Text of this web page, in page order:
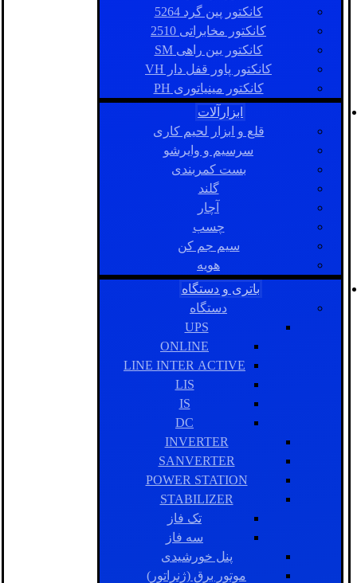
کانکتور پین گرد 5264
کانکتور مخابراتی 2510
کانکتور بین راهی SM
کانکتور پاور قفل دار VH
کانکتور مینیاتوری PH
ابزارآلات
قلع و ابزار لحیم کاری
سرسیم و وایرشو
بست کمربندی
گلند
آچار
چسب
سیم جم کن
هویه
باتری و دستگاه
دستگاه
UPS
ONLINE
LINE INTER ACTIVE
LIS
IS
DC
INVERTER
SANVERTER
POWER STATION
STABILIZER
تک فاز
سه فاز
پنل خورشیدی
موتور برق (ژنراتور)